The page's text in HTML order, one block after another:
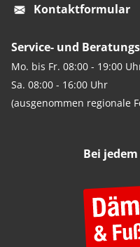
Kontaktformular
Service- und
Mo. bis Fr. 08:00 - 19:00
Sa. 08:00 - 16:00 Uhr
(ausgenommen regionale
Bei